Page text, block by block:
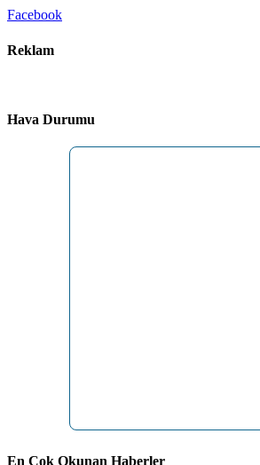
Facebook
Reklam
Hava Durumu
En Çok Okunan Haberler